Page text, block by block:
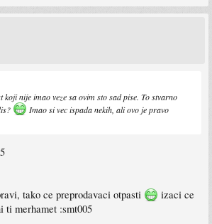
nije imao veze sa ovim sto sad pise. To stvarno
Imao si vec ispada nekih, ali ovo je pravo
tako ce preprodavaci otpasti
izaci ce
ti merhamet :smt005